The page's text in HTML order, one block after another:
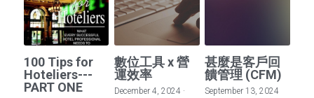
100 Tips for
Hoteliers---
PART ONE
數位工具 x 營
運效率
December 4, 2024 ·
甚麼是客戶回
饋管理 (CFM)
September 13, 2024